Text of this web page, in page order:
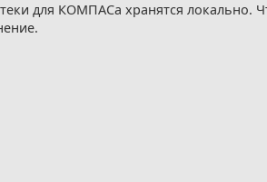
для КОМПАСа хранятся локально.